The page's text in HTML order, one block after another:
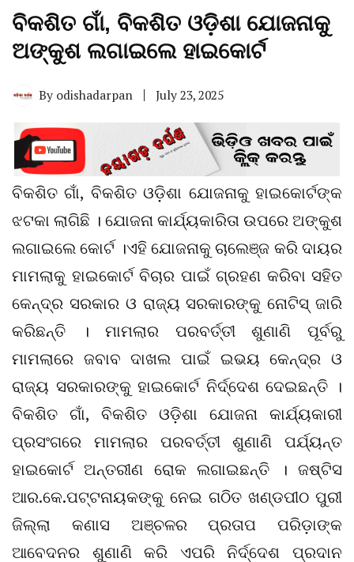
ବିକଶିତ ଗାଁ, ବିକଶିତ ଓଡ଼ିଶା ଯୋଜନାକୁ
ଅଙ୍କୁଶ ଲଗାଇଲେ ହାଇକୋର୍ଟ
By odishadarpan July 23, 2025
ବିକଶିତ ଗାଁ, ବିକଶିତ ଓଡ଼ିଶା ଯୋଜନାକୁ ହାଇକୋର୍ଟଙ୍କ
ଝଟକା ଲାଗିଛି । ଯୋଜନା କାର୍ଯ୍ୟକାରିତା ଉପରେ ଅଙ୍କୁଶ
ଲଗାଇଲେ କୋର୍ଟ ।ଏହି ଯୋଜନାକୁ ଚା‌ଲେଞ୍ଜ କରି ଦାୟର
ମାମଲାକୁ ହାଇକୋର୍ଟ ବିଚାର ପାଇଁ ଗ୍ରହଣ କରିବା ସହିତ
କେନ୍ଦ୍ର ସରକାର ଓ ରାଜ୍ୟ ସରକାରଙ୍କୁ ନୋଟିସ୍ ଜାରି
କରିଛନ୍ତି । ମାମଲାର ପରବର୍ତ୍ତୀ ଶୁଣାଣି ପୂର୍ବରୁ
ମାମଲାରେ ଜବାବ ଦାଖଲ ପାଇଁ ଇଭୟ କେନ୍ଦ୍ର ଓ
ରାଜ୍ୟ ସରକାରଙ୍କୁ ହାଇକୋର୍ଟ ନିର୍ଦ୍ଦେଶ ଦେଇଛନ୍ତି ।
ବିକଶିତ ଗାଁ, ବିକଶିତ ଓଡ଼ିଶା ଯୋଜନା କାର୍ଯ୍ୟକାରୀ
ପ୍ରସଂଗରେ ମାମଲାର ପରବର୍ତ୍ତୀ ଶୁଣାଣି ପର୍ଯ୍ୟନ୍ତ
ହାଇକୋର୍ଟ ଅନ୍ତରୀଣ ରୋକ ଲଗାଇଛନ୍ତି । ଜଷ୍ଟିସ
ଆର.କେ.ପଟ୍ଟନାୟକଙ୍କୁ ନେଇ ଗଠିତ ଖଣ୍ଡପୀଠ ପୁରୀ
ଜିଲ୍ଲା କଣାସ ଅଞ୍ଚଳର ପ୍ରତାପ ପରିଡ଼ାଙ୍କ
ଆବେଦନର ଶୁଣାଣି କରି ଏପରି ନିର୍ଦ୍ଦେଶ ପ୍ରଦାନ